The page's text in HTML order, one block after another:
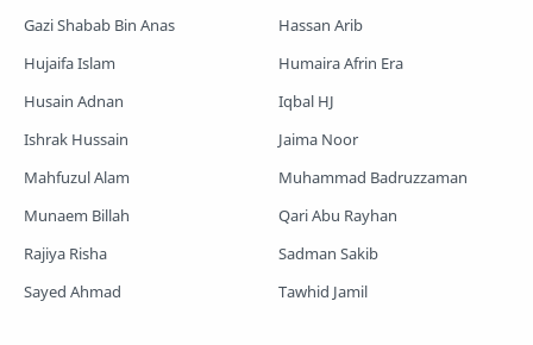
Gazi Shabab Bin Anas
Hassan Arib
Hujaifa Islam
Humaira Afrin Era
Husain Adnan
Iqbal HJ
Ishrak Hussain
Jaima Noor
Mahfuzul Alam
Muhammad Badruzzaman
Munaem Billah
Qari Abu Rayhan
Rajiya Risha
Sadman Sakib
Sayed Ahmad
Tawhid Jamil